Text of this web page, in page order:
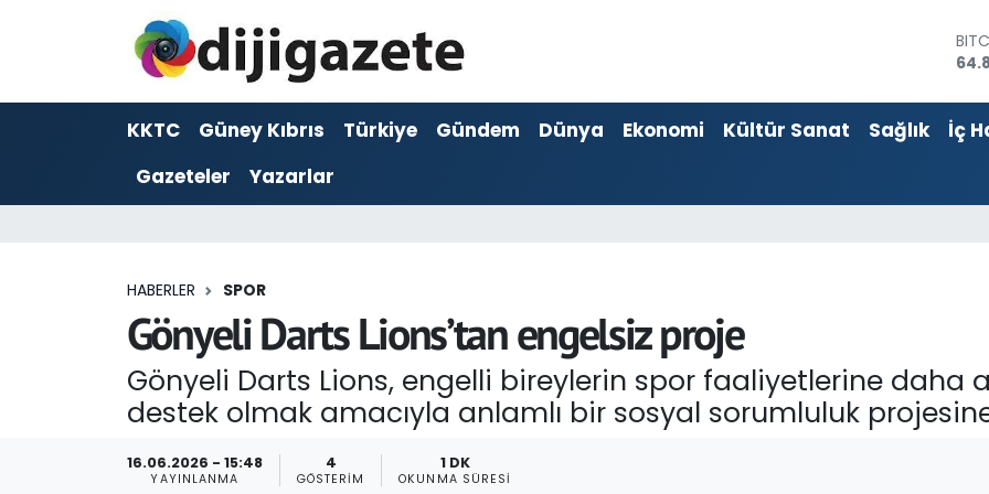
KKTC Güney Kıbrıs Türkiye Gündem Dünya Ekonomi Kültür Sanat Sağlık İç
Gazeteler
Yazarlar
HABERLER SPOR
Gönyeli Darts Lions’tan engelsiz proje
Gönyeli Darts Lions, engelli bireylerin spor faaliyetlerine daha
destek olmak amacıyla anlamlı bir sosyal sorumluluk
16.06.2026 - 15:48
YAYINLANMA
4
GÖSTERIM
1 DK
OKUNMA SÜRESI
ADVERTORIAL
Dijigazete
Foto Galeri
Hava Durumu
Trafik Durumu
Haber Arşivi